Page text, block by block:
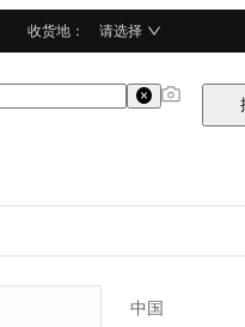
收货地 ： 请选择
中国